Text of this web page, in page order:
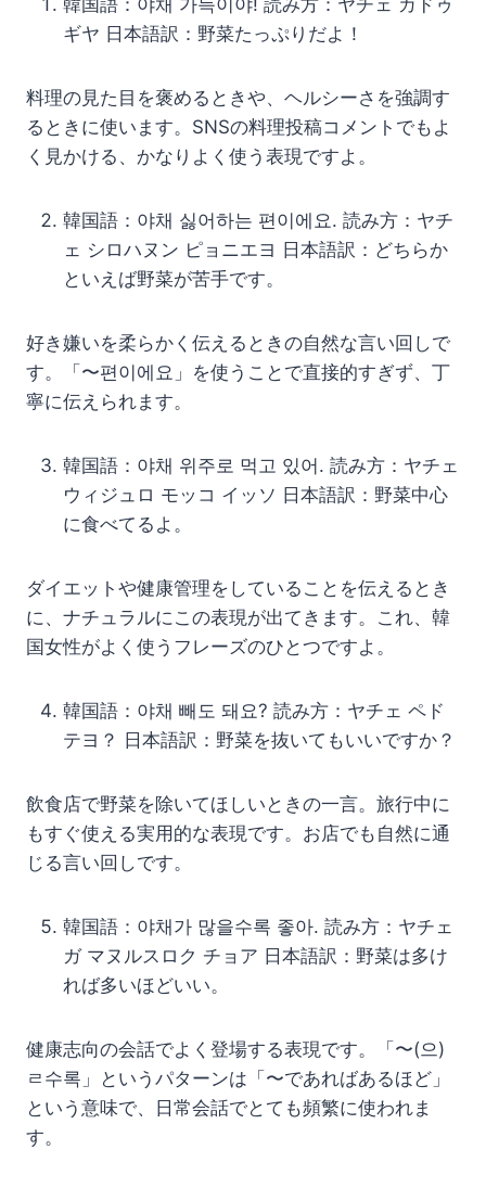
韓国語：야채 가득이야! 読み方：ヤチェ カドゥ
ギヤ 日本語訳：野菜たっぷりだよ！
料理の見た目を褒めるときや、ヘルシーさを強調す
るときに使います。SNSの料理投稿コメントでもよ
く見かける、かなりよく使う表現ですよ。
韓国語：야채 싫어하는 편이에요. 読み方：ヤチ
ェ シロハヌン ピョニエヨ 日本語訳：どちらか
といえば野菜が苦手です。
好き嫌いを柔らかく伝えるときの自然な言い回しで
す。「〜편이에요」を使うことで直接的すぎず、丁
寧に伝えられます。
韓国語：야채 위주로 먹고 있어. 読み方：ヤチェ
ウィジュロ モッコ イッソ 日本語訳：野菜中心
に食べてるよ。
ダイエットや健康管理をしていることを伝えるとき
に、ナチュラルにこの表現が出てきます。これ、韓
国女性がよく使うフレーズのひとつですよ。
韓国語：야채 빼도 돼요? 読み方：ヤチェ ペド
テヨ？ 日本語訳：野菜を抜いてもいいですか？
飲食店で野菜を除いてほしいときの一言。旅行中に
もすぐ使える実用的な表現です。お店でも自然に通
じる言い回しです。
韓国語：야채가 많을수록 좋아. 読み方：ヤチェ
ガ マヌルスロク チョア 日本語訳：野菜は多け
れば多いほどいい。
健康志向の会話でよく登場する表現です。「〜(으)
ㄹ수록」というパターンは「〜であればあるほど」
という意味で、日常会話でとても頻繁に使われま
す。